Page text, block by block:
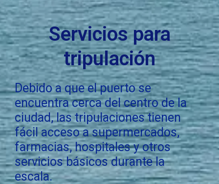
Servicios para
tripulación
Debido a que el puerto se
encuentra cerca del centro de la
ciudad, las tripulaciones tienen
fácil acceso a supermercados,
farmacias, hospitales y otros
servicios básicos durante la
escala.